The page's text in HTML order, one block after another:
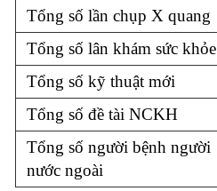
Tổng số lần chụp X quang
Tổng số lân khám sức khỏe
Tổng số kỹ thuật mới
Tổng số đề tài NCKH
Tổng số người bệnh người
nước ngoài